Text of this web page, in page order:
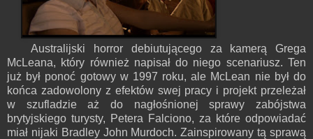
Australijski horror debiutującego za kamerą Grega
McLeana, który również napisał do niego scenariusz. Ten
już był ponoć gotowy w 1997 roku, ale McLean nie był do
końca zadowolony z efektów swej pracy i projekt przeleżał
w szufladzie aż do nagłośnionej sprawy zabójstwa
brytyjskiego turysty, Petera Falciono, za które odpowiadać
miał nijaki Bradley John Murdoch. Zainspirowany tą sprawą